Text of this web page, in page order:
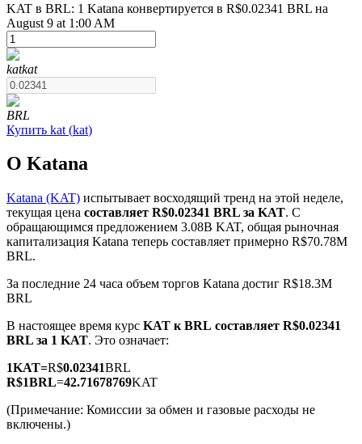
USDT-фьючерсы
Фьючерсы на COIN-M
Деривативы на акции, форекс, драгоценные металлы и
сырьевые товары
KAT в BRL: 1 Katana конвертируется в R$0.02341 BRL на
August 9 at 1:00 AM
katkat
BRL
Купить kat (kat)
О Katana
Katana (KAT) испытывает восходящий тренд на этой неделе,
текущая цена составляет R$0.02341 BRL за KAT. С
обращающимся предложением 3.08B KAT, общая рыночная
капитализация Katana теперь составляет примерно R$70.78M
BRL.
За последние 24 часа объем торгов Katana достиг R$18.3M
BRL
В настоящее время курс KAT к BRL составляет R$0.02341
BRL за 1 KAT. Это означает:
1KAT=R$0.02341BRL
R$1BRL=42.71678769KAT
(Примечание: Комиссии за обмен и газовые расходы не
включены.)